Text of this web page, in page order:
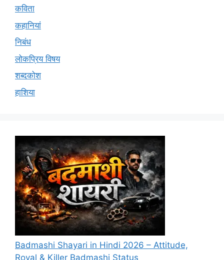
कविता
कहानियां
निबंध
लोकप्रिय विषय
शब्दकोश
हाशिया
Badmashi Shayari in Hindi 2026 – Attitude,
Royal & Killer Badmashi Status